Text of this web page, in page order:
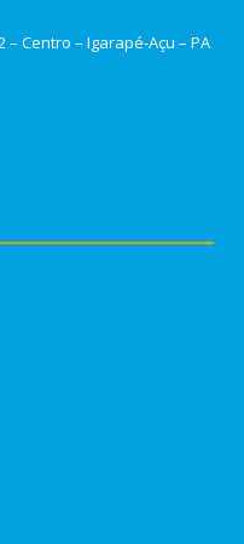
– Centro – Igarapé-Açu – PA